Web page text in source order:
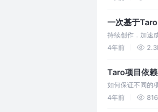
一次基于
持续创作，加速
踩坑和填坑的过程
4年前
Taro项目依
如何保证不同的
4年前
816